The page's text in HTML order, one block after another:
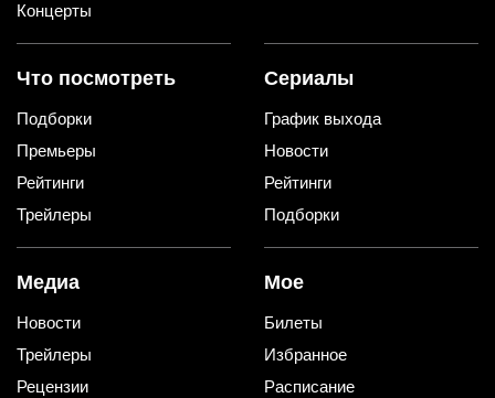
Концерты
Что посмотреть
Подборки
Премьеры
Рейтинги
Трейлеры
Сериалы
График выхода
Новости
Рейтинги
Подборки
Медиа
Новости
Трейлеры
Рецензии
Мое
Билеты
Избранное
Расписание